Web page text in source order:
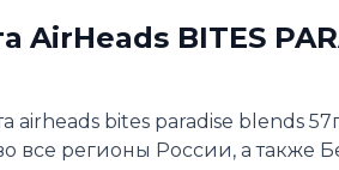
AirHeads BITES
airheads bites paradise blends
все регионы России, а также